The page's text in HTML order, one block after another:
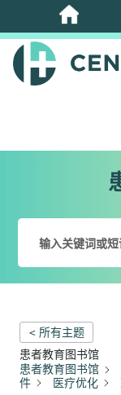
跳
至
主
< 所有主题
患者教育图书馆
患者教育图书馆
件
医疗优化